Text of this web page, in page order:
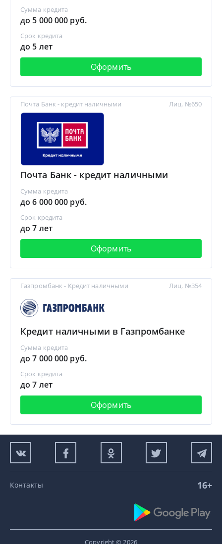
Сумма кредита
до 5 000 000 руб.
Срок кредита
до 5 лет
Оформить
Почта Банк - кредит наличными
Почта Банк - кредит наличными
Сумма кредита
до 6 000 000 руб.
Срок кредита
до 7 лет
Оформить
Лиц. №650
Газпромбанк - Кредит наличными
Кредит наличными в Газпромбанке
Сумма кредита
до 7 000 000 руб.
Срок кредита
до 7 лет
Оформить
Лиц. №354
Контакты 16+
Copyright © 2026